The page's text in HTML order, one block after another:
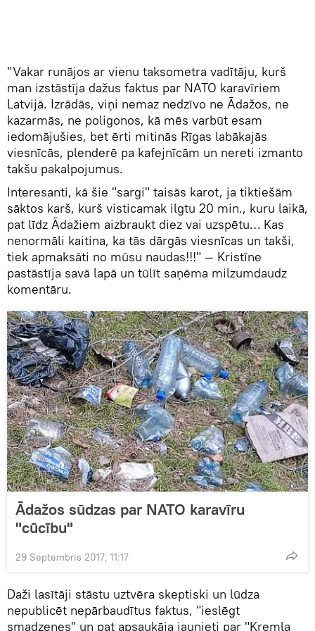
"Vakar runājos ar vienu taksometra vadītāju, kurš
man izstāstīja dažus faktus par NATO karavīriem
Latvijā. Izrādās, viņi nemaz nedzīvo ne Ādažos, ne
kazarmās, ne poligonos, kā mēs varbūt esam
iedomājušies, bet ērti mitinās Rīgas labākajās
viesnīcās, plenderē pa kafejnīcām un nereti izmanto
takšu pakalpojumus.
Interesanti, kā šie "sargi" taisās karot, ja tiktiešām
sāktos karš, kurš visticamak ilgtu 20 min., kuru laikā,
pat līdz Ādažiem aizbraukt diez vai uzspētu… Kas
nenormāli kaitina, ka tās dārgās viesnīcas un takši,
tiek apmaksāti no mūsu naudas!!!" — Kristīne
pastāstīja savā lapā un tūlīt saņēma milzumdaudz
komentāru.
Ādažos sūdzas par NATO karavīru
"cūcību"
29 Septembris 2017, 11:17
Daži lasītāji stāstu uztvēra skeptiski un lūdza
nepublicēt nepārbaudītus faktus, "ieslēgt
smadzenes" un pat apsaukāja jaunieti par "Kremļa